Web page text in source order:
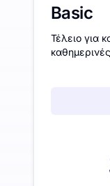
Basic
Τέλειο για